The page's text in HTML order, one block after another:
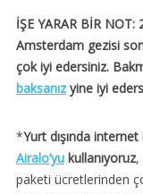
İŞE YARAR BİR NOT:
Amsterdam gezisi
çok iyi edersiniz.
baksanızyine iyi
*Yurt dışında
Airalo’yukullanıyoruz,
paketi ücretlerinden